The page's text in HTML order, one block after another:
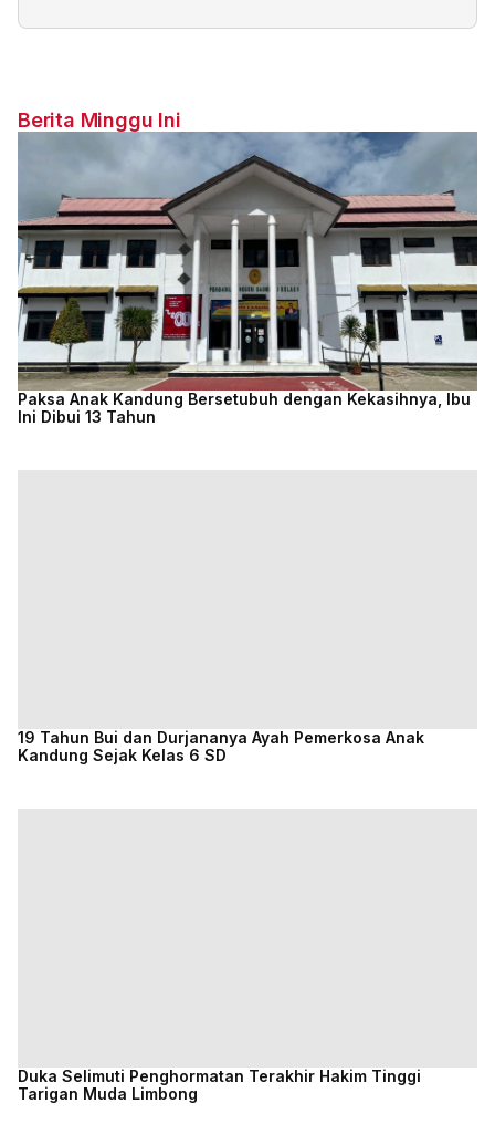
Berita Minggu Ini
Paksa Anak Kandung Bersetubuh dengan Kekasihnya, Ibu
Ini Dibui 13 Tahun
19 Tahun Bui dan Durjananya Ayah Pemerkosa Anak
Kandung Sejak Kelas 6 SD
Duka Selimuti Penghormatan Terakhir Hakim Tinggi
Tarigan Muda Limbong